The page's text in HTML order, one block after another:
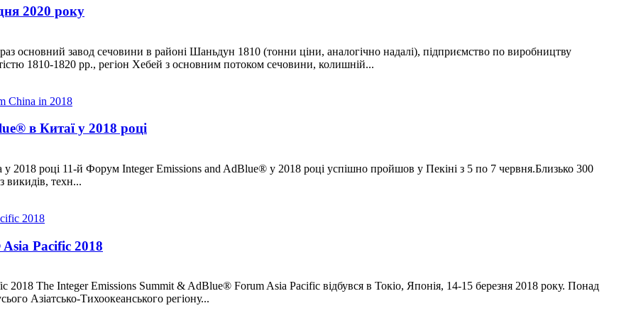
2020 року
основний завод сечовини в районі Шаньдун 1810 (тонни ціни, аналогічно надалі), підприємство по виробництву
1810-1820 рр., регіон Хебей з основним потоком сечовини, колишній...
в Китаї у 2018 році
2018 році 11-й Форум Integer Emissions and AdBlue® у 2018 році успішно пройшов у Пекіні з 5 по 7 червня.Близько 300
викидів, техн...
Pacific 2018
The Integer Emissions Summit & AdBlue® Forum Asia Pacific відбувся в Токіо, Японія, 14-15 березня 2018 року. Понад
Азіатсько-Тихоокеанського регіону...